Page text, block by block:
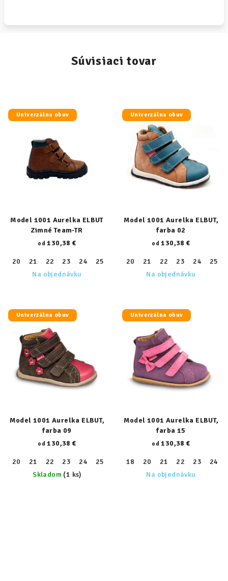
Súvisiaci tovar
Univerzálna obuv
Model 1001 Aurelka ELBUT
Zimné Team-TR
od 130,38 €
20 21 22 23 24 25 27 28 29 30 31
32
Na objednávku
Univerzálna obuv
Model 1001 Aurelka ELBUT,
farba 02
od 130,38 €
20 21 22 23 24 25
Na objednávku
Univerzálna obuv
Model 1001 Aurelka ELBUT,
farba 09
od 130,38 €
20 21 22 23 24 25 27 28 29 30 31
32
Skladom (1 ks)
Univerzálna obuv
Model 1001 Aurelka ELBUT,
farba 15
od 130,38 €
18 20 21 22 23 24
Na objednávku